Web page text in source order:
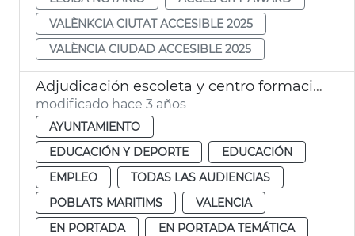
VALÈNKCIA CIUTAT ACCESIBLE 2025
VALÈNCIA CIUDAD ACCESIBLE 2025
Adjudicación escoleta y centro formación Cabanyal
modificado hace 3 años
AYUNTAMIENTO
EDUCACIÓN Y DEPORTE
EDUCACIÓN
EMPLEO
TODAS LAS AUDIENCIAS
POBLATS MARITIMS
VALENCIA
EN PORTADA
EN PORTADA TEMÁTICA